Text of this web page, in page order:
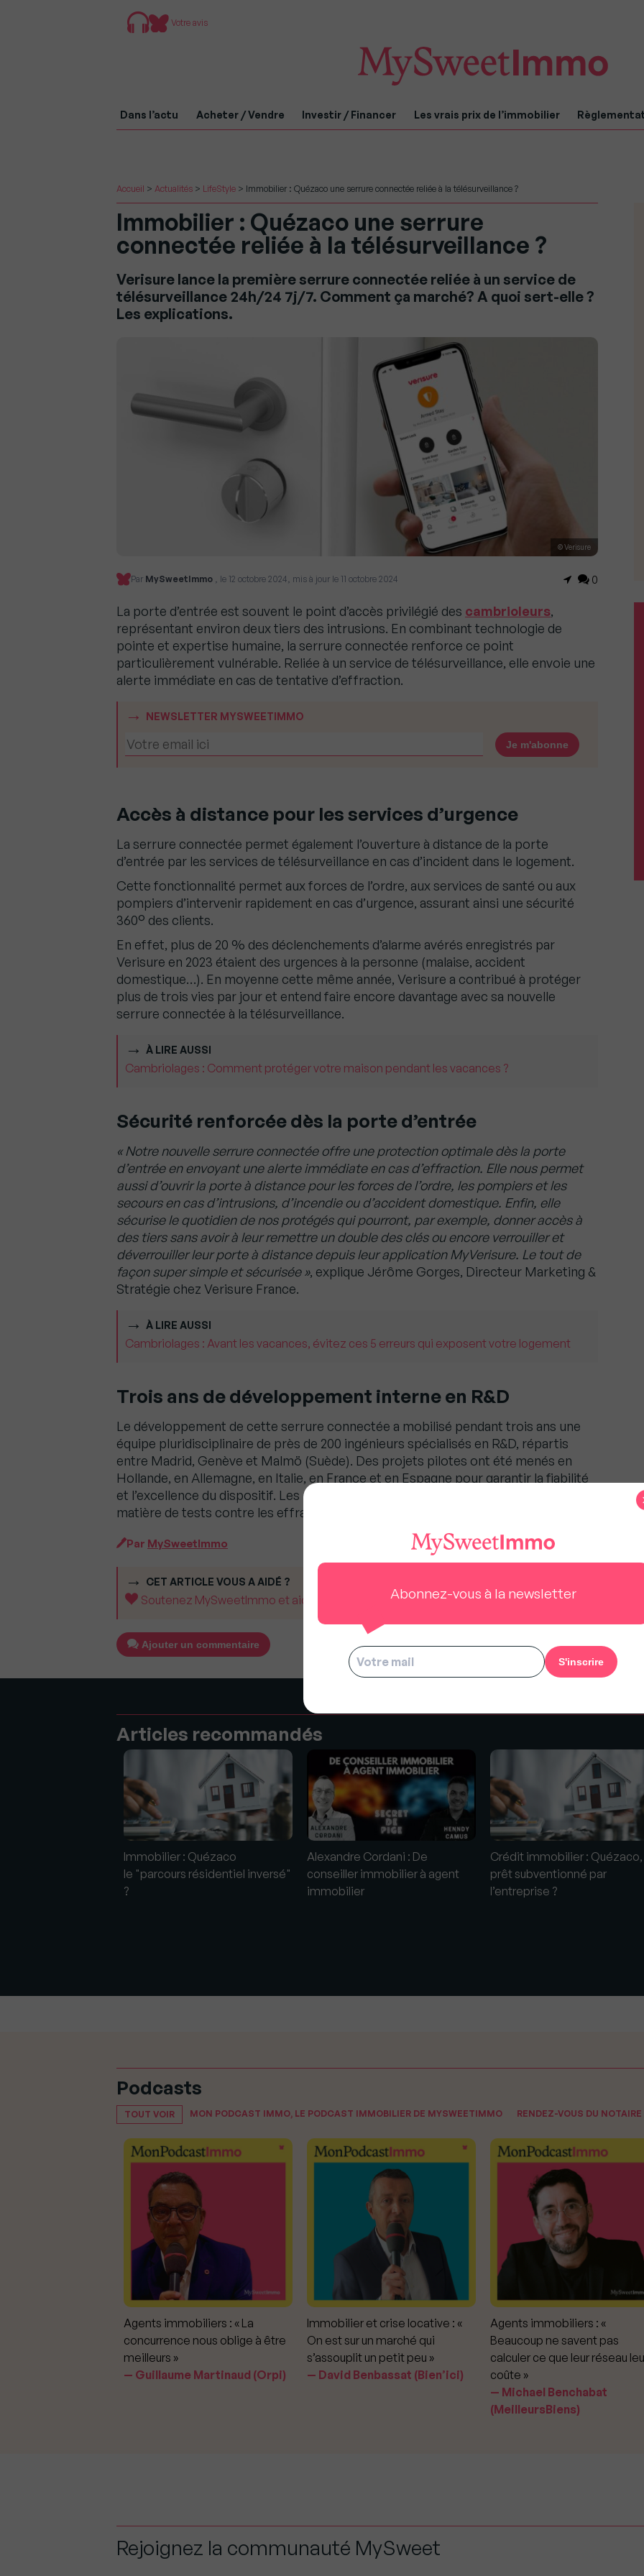
Votre avis
Dans l’actu Acheter / Vendre Investir / Financer Les vrais prix de l’immobilier
Accueil > Actualités > LifeStyle > Immobilier : Quézaco une serrure connectée reliée à la télésurveillance ?
Immobilier : Quézaco une serrure
connectée reliée à la télésurveillance ?
Verisure lance la première serrure connectée reliée à un service de
télésurveillance 24h/24 7j/7. Comment ça marché? A quoi sert-elle ?
Les explications.
© Verisure
Par MySweetImmo , le 12 octobre 2024, mis à jour le 11 octobre 2024 0
La porte d’entrée est souvent le point d’accès privilégié des cambrioleurs,
représentant environ deux tiers des intrusions. En combinant technologie de
pointe et expertise humaine, la serrure connectée renforce ce point
particulièrement vulnérable. Reliée à un service de télésurveillance, elle envoie une
alerte immédiate en cas de tentative d’effraction.
NEWSLETTER MYSWEETIMMO
Accès à distance pour les services d’urgence
La serrure connectée permet également l’ouverture à distance de la porte
d’entrée par les services de télésurveillance en cas d’incident dans le logement.
Cette fonctionnalité permet aux forces de l’ordre, aux services de santé ou aux
pompiers d’intervenir rapidement en cas d’urgence, assurant ainsi une sécurité
360° des clients.
En effet, plus de 20 % des déclenchements d’alarme avérés enregistrés par
Verisure en 2023 étaient des urgences à la personne (malaise, accident
domestique…). En moyenne cette même année, Verisure a contribué à protéger
plus de trois vies par jour et entend faire encore davantage avec sa nouvelle
serrure connectée à la télésurveillance.
À LIRE AUSSI
Cambriolages : Comment protéger votre maison pendant les vacances ?
Sécurité renforcée dès la porte d’entrée
« Notre nouvelle serrure connectée offre une protection optimale dès la porte
d’entrée en envoyant une alerte immédiate en cas d’effraction. Elle nous permet
aussi d’ouvrir la porte à distance pour les forces de l’ordre, les pompiers et les
secours en cas d’intrusions, d’incendie ou d’accident domestique. Enfin, elle
sécurise le quotidien de nos protégés qui pourront, par exemple, donner accès à
des tiers sans avoir à leur remettre un double des clés ou encore verrouiller et
déverrouiller leur porte à distance depuis leur application MyVerisure. Le tout de
façon super simple et sécurisée », explique Jérôme Gorges, Directeur Marketing &
Stratégie chez Verisure France.
À LIRE AUSSI
Cambriolages : Avant les vacances, évitez ces 5 erreurs qui exposent votre logement
Trois ans de développement interne en R&D
Le développement de cette serrure connectée a mobilisé pendant trois ans une
équipe pluridisciplinaire de près de 200 ingénieurs spécialisés en R&D, répartis
entre Madrid, Genève et Malmö (Suède). Des projets pilotes ont été menés en
Hollande, en Allemagne, en Italie, en France et en Espagne pour garantir la fiabilité
et l’excellence du dispositif. Les normes les plus élevées ont été appliquées en
matière de tests contre les effractions.
Par MySweetImmo
CET ARTICLE VOUS A AIDÉ ?
Soutenez MySweetImmo et aidez-nous à rester gratuit pour tous.
Ajouter un commentaire
Articles recommandés
Immobilier : Quézaco
le "parcours résidentiel inversé"
?
Alexandre Cordani : De
conseiller immobilier à agent
immobilier
Crédit immobilier : Quézaco,
prêt subventionné par
l’entreprise ?
Podcasts
TOUT VOIR MON PODCAST IMMO, LE PODCAST IMMOBILIER DE MYSWEETIMMO RENDEZ-VOUS DU NOTAIRE
Agents immobiliers : « La
concurrence nous oblige à être
meilleurs »
Guillaume Martinaud (Orpi)
Immobilier et crise locative : «
On est sur un marché qui
s’assouplit un petit peu »
David Benbassat (Bien’ici)
Agents immobiliers : «
Beaucoup ne savent pas
calculer ce que leur réseau
coûte »
Michael Benchabat
(MeilleursBiens)
Rejoignez la communauté MySweet
Abonnez-vous à la newsletter